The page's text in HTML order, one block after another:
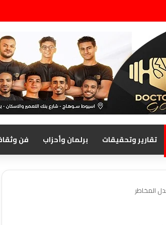
تقارير وتحقيقات برلمان وأحزاب فن